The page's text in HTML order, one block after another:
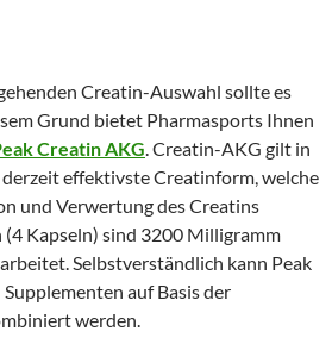
Creatin-Auswahl sollte es
Grund bietet Pharmasports Ihnen
Creatin AKG. Creatin-AKG gilt in
effektivste Creatinform, welche
und Verwertung des Creatins
Kapseln) sind 3200 Milligramm
Selbstverständlich kann Peak
auf Basis der
werden.